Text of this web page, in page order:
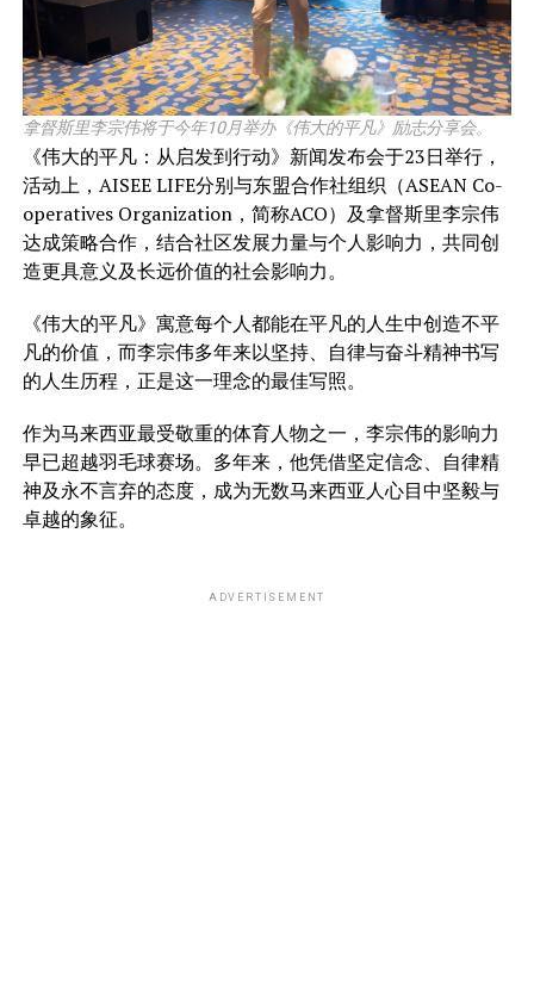
拿督斯里李宗伟将于今年10月举办《伟大的平凡》励志分享会。
《伟大的平凡：从启发到行动》新闻发布会于23日举行，
活动上，AISEE LIFE分别与东盟合作社组织（ASEAN Co-
operatives Organization，简称ACO）及拿督斯里李宗伟
达成策略合作，结合社区发展力量与个人影响力，共同创
造更具意义及长远价值的社会影响力。
《伟大的平凡》寓意每个人都能在平凡的人生中创造不平
凡的价值，而李宗伟多年来以坚持、自律与奋斗精神书写
的人生历程，正是这一理念的最佳写照。
作为马来西亚最受敬重的体育人物之一，李宗伟的影响力
早已超越羽毛球赛场。多年来，他凭借坚定信念、自律精
神及永不言弃的态度，成为无数马来西亚人心目中坚毅与
卓越的象征。
ADVERTISEMENT